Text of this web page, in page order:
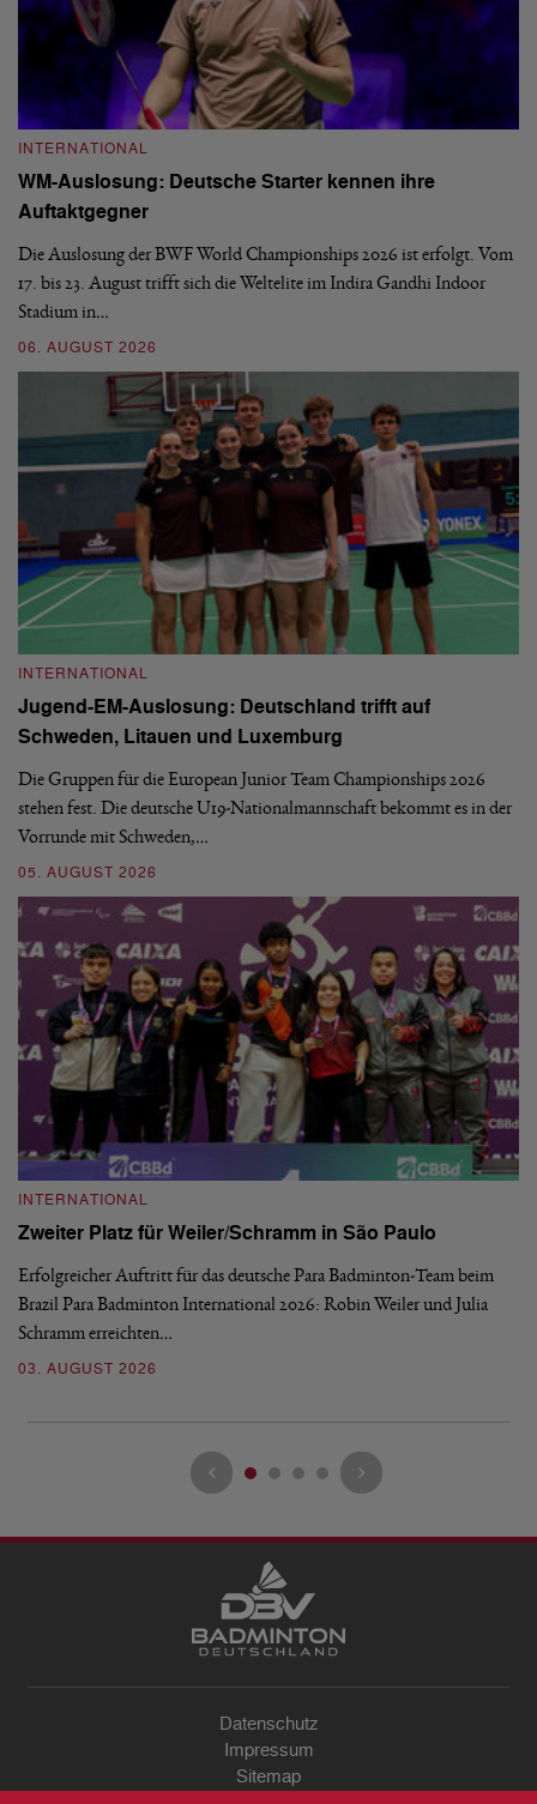
INTERNATIONAL
WM-Auslosung: Deutsche Starter kennen ihre
Auftaktgegner
Die Auslosung der BWF World Championships 2026 ist erfolgt. Vom
17. bis 23. August trifft sich die Weltelite im Indira Gandhi Indoor
Stadium in…
06. AUGUST 2026
INTERNATIONAL
Jugend-EM-Auslosung: Deutschland trifft auf
Schweden, Litauen und Luxemburg
Die Gruppen für die European Junior Team Championships 2026
stehen fest. Die deutsche U19-Nationalmannschaft bekommt es in der
Vorrunde mit Schweden,…
05. AUGUST 2026
INTERNATIONAL
Zweiter Platz für Weiler/Schramm in São Paulo
Erfolgreicher Auftritt für das deutsche Para Badminton-Team beim
Brazil Para Badminton International 2026: Robin Weiler und Julia
Schramm erreichten…
03. AUGUST 2026
Datenschutz
Impressum
Sitemap